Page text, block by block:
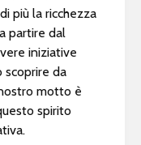
più la ricchezza
partire dal
iniziative
da
motto è
spirito